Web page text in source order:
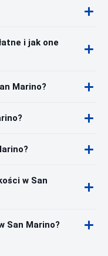
i jak one
Marino?
w San
San Marino?